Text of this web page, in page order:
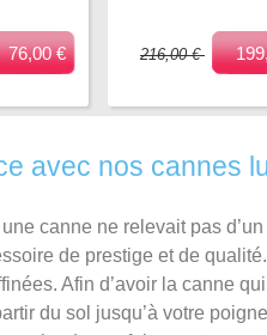
76,00 € 216,00 €
avec nos cannes
canne ne relevait pas
de prestige et de
Afin d’avoir la canne
du sol jusqu’à votre